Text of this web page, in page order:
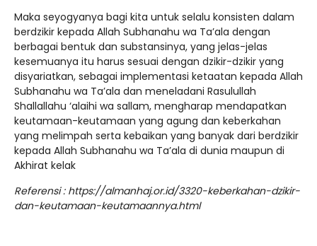
Maka seyogyanya bagi kita untuk selalu konsisten dalam
berdzikir kepada Allah Subhanahu wa Ta’ala dengan
berbagai bentuk dan substansinya, yang jelas-jelas
kesemuanya itu harus sesuai dengan dzikir-dzikir yang
disyariatkan, sebagai implementasi ketaatan kepada Allah
Subhanahu wa Ta’ala dan meneladani Rasulullah
Shallallahu ‘alaihi wa sallam, mengharap mendapatkan
keutamaan-keutamaan yang agung dan keberkahan
yang melimpah serta kebaikan yang banyak dari berdzikir
kepada Allah Subhanahu wa Ta’ala di dunia maupun di
Akhirat kelak
Referensi : https://almanhaj.or.id/3320-keberkahan-dzikir-
dan-keutamaan-keutamaannya.html